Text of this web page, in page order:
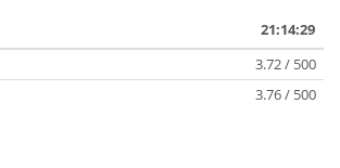
21:14:29
3.72 / 500
3.76 / 500